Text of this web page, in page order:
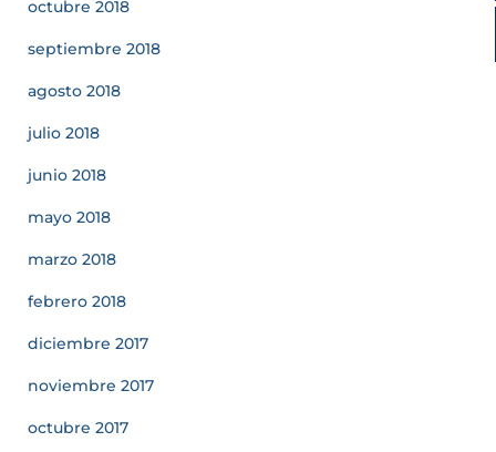
octubre 2018
septiembre 2018
agosto 2018
julio 2018
junio 2018
mayo 2018
marzo 2018
febrero 2018
diciembre 2017
noviembre 2017
octubre 2017